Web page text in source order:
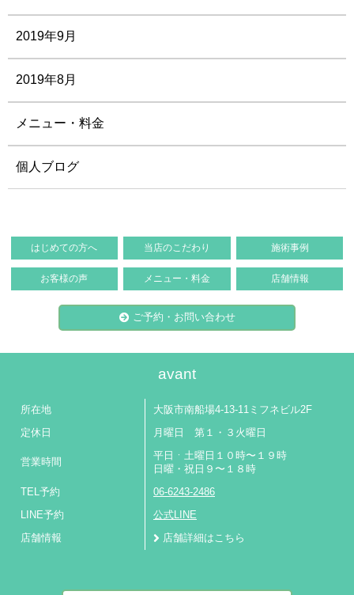
2019年9月
2019年8月
メニュー・料金
個人ブログ
はじめての方へ 当店のこだわり 施術事例
お客様の声 メニュー・料金 店舗情報
ご予約・お問い合わせ
avant
所在地 大阪市南船場4-13-11ミフネビル2F
定休日 月曜日 第１・３火曜日
営業時間
平日ㆍ土曜日１０時〜１９時
日曜・祝日９〜１８時
TEL予約 06-6243-2486
LINE予約 公式LINE
店舗情報 店舗詳細はこちら